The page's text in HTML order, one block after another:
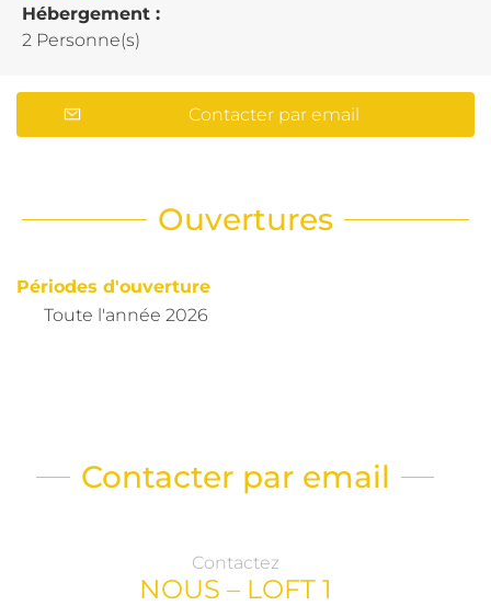
Hébergement :
2 Personne(s)
Contacter par email
Ouvertures
Périodes d'ouverture
Toute l'année 2026
Contacter par email
Contactez
NOUS – LOFT 1